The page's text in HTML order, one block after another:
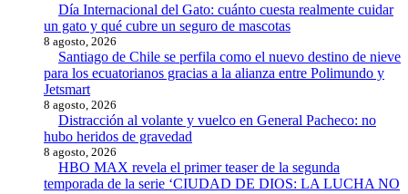
Día Internacional del Gato: cuánto cuesta realmente cuidar
un gato y qué cubre un seguro de mascotas
8 agosto, 2026
Santiago de Chile se perfila como el nuevo destino de nieve
para los ecuatorianos gracias a la alianza entre Polimundo y
Jetsmart
8 agosto, 2026
Distracción al volante y vuelco en General Pacheco: no
hubo heridos de gravedad
8 agosto, 2026
HBO MAX revela el primer teaser de la segunda
temporada de la serie ‘CIUDAD DE DIOS: LA LUCHA NO